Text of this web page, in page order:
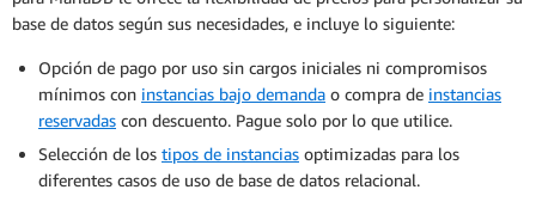
base de datos según sus necesidades, e incluye lo siguiente:
Opción de pago por uso sin cargos iniciales ni compromisos
mínimos con instancias bajo demanda o compra de instancias
reservadas con descuento. Pague solo por lo que utilice.
Selección de los tipos de instancias optimizadas para los
diferentes casos de uso de base de datos relacional.